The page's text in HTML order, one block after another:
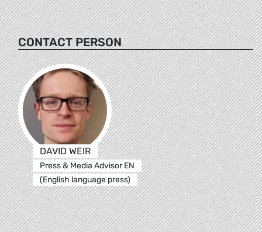
CONTACT PERSON
DAVID WEIR
Press & Media Advisor EN
(English language press)